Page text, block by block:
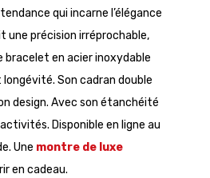
qui incarne l’élégance
une précision irréprochable,
bracelet en acier inoxydable
Son cadran double
design. Avec son étanchéité
Disponible en ligne au
Une montre de luxe
en cadeau.